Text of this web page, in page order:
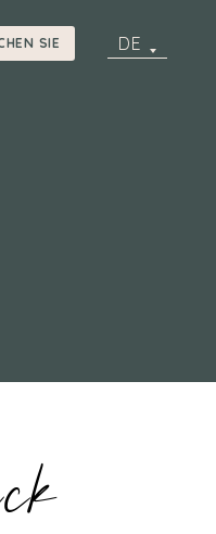
DE
SIE